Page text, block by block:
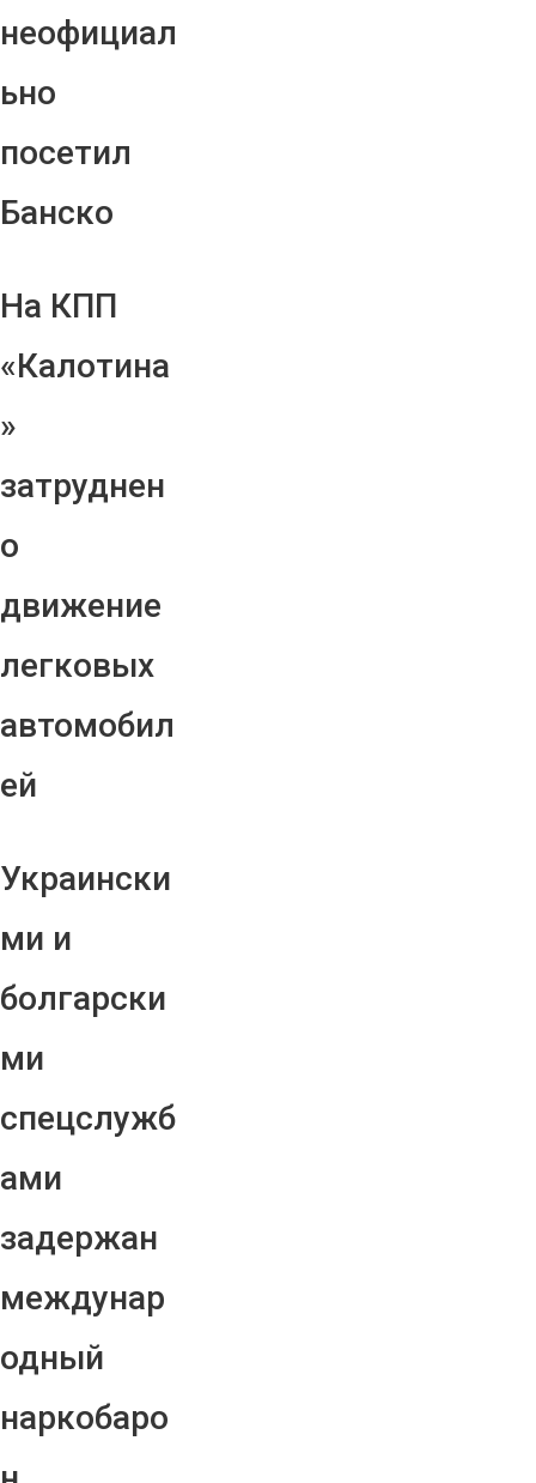
неофициал
ьно
посетил
Банско
На КПП
«Калотина
»
затруднен
о
движение
легковых
автомобил
ей
Украински
ми и
болгарски
ми
спецслужб
ами
задержан
междунар
одный
наркобаро